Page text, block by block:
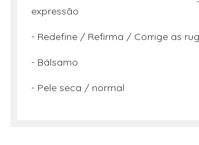
expressão
- Redefine / Refirma / Corrige as
- Bálsamo
- Pele seca / normal